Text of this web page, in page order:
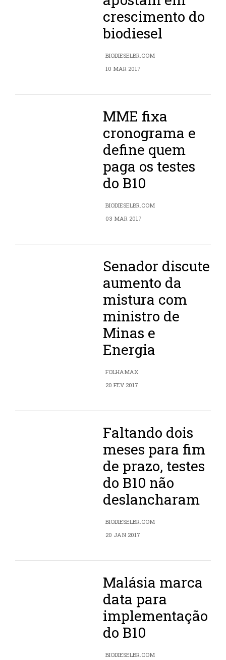
crescimento do
biodiesel
BIODIESELBR.COM
10 MAR 2017
MME fixa
cronograma e
define quem
paga os testes
do B10
BIODIESELBR.COM
03 MAR 2017
Senador discute
aumento da
mistura com
ministro de
Minas e
Energia
FOLHAMAX
20 FEV 2017
Faltando dois
meses para fim
de prazo, testes
do B10 não
deslancharam
BIODIESELBR.COM
20 JAN 2017
Malásia marca
data para
implementação
do B10
BIODIESELBR.COM